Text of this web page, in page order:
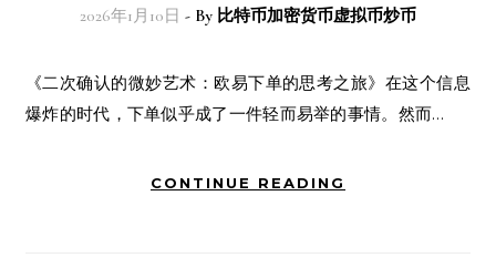
2026年1月10日 - By 比特币加密货币虚拟币炒币
《二次确认的微妙艺术：欧易下单的思考之旅》在这个信息
爆炸的时代，下单似乎成了一件轻而易举的事情。然而…
CONTINUE READING